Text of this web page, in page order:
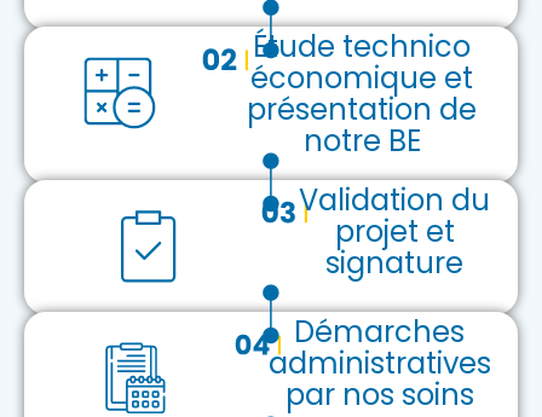
Étude technico
économique et
présentation de
notre BE
Validation du
projet et
signature
Démarches
administratives
par nos soins